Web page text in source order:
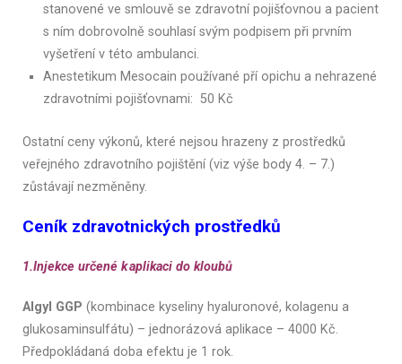
stanovené ve smlouvě se zdravotní pojišťovnou a pacient
s ním dobrovolně souhlasí svým podpisem při prvním
vyšetření v této ambulanci.
Anestetikum Mesocain používané pří opichu a nehrazené
zdravotními pojišťovnami: 50 Kč
Ostatní ceny výkonů, které nejsou hrazeny z prostředků
veřejného zdravotního pojištění (viz výše body 4. – 7.)
zůstávají nezměněny.
Ceník zdravotnických prostředků
1.Injekce určené k aplikaci do kloubů
Algyl GGP (kombinace kyseliny hyaluronové, kolagenu a
glukosaminsulfátu) – jednorázová aplikace – 4000 Kč.
Předpokládaná doba efektu je 1 rok.